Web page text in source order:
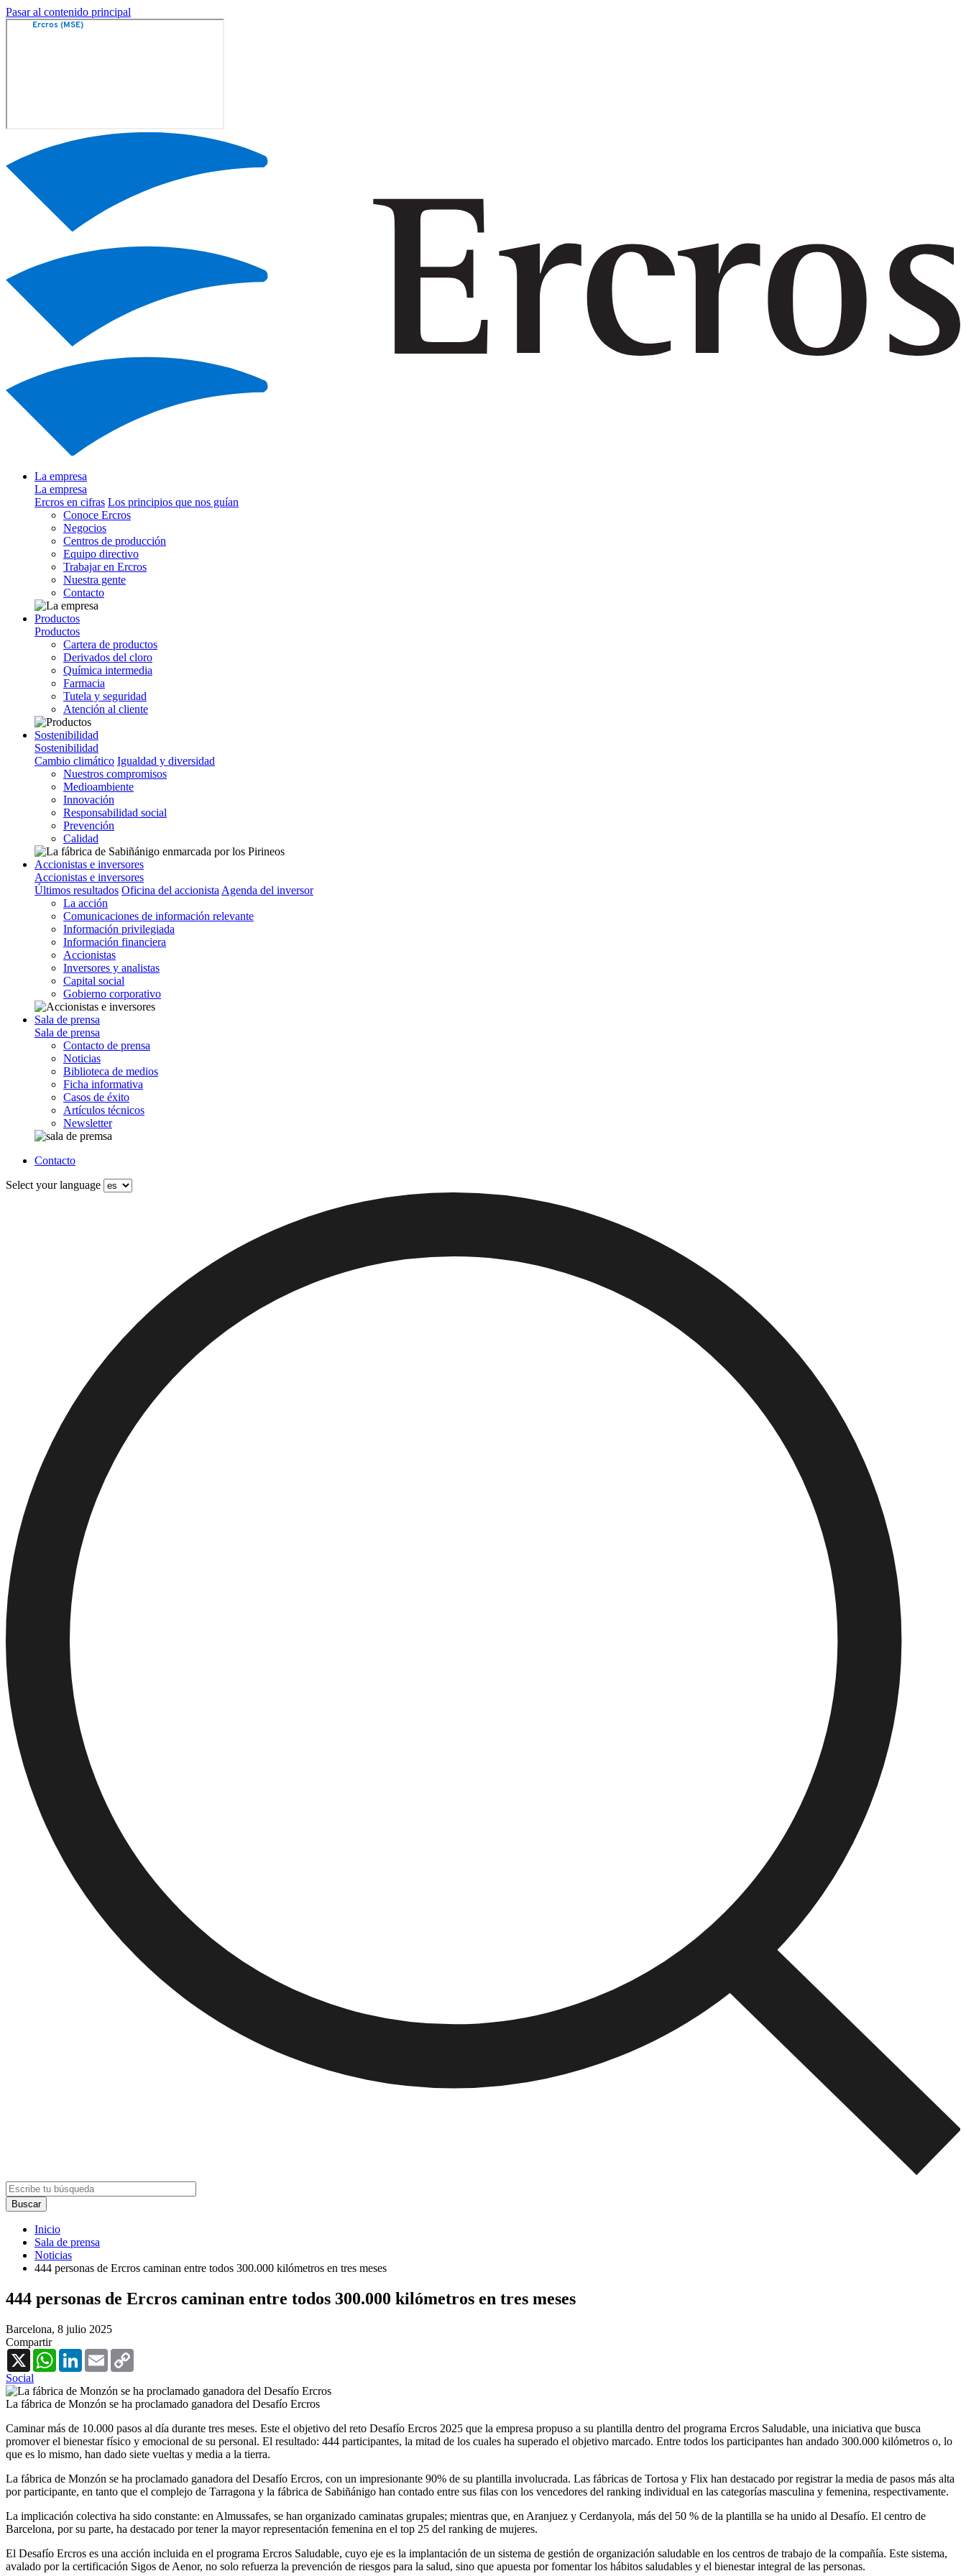
Pasar al contenido principal
La empresa
La empresa
Ercros en cifras Los principios que nos guían
Conoce Ercros
Negocios
Centros de producción
Equipo directivo
Trabajar en Ercros
Nuestra gente
Contacto
Productos
Productos
Cartera de productos
Derivados del cloro
Química intermedia
Farmacia
Tutela y seguridad
Atención al cliente
Sostenibilidad
Sostenibilidad
Cambio climático Igualdad y diversidad
Nuestros compromisos
Medioambiente
Innovación
Responsabilidad social
Prevención
Calidad
Accionistas e inversores
Accionistas e inversores
Últimos resultados Oficina del accionista Agenda del inversor
La acción
Comunicaciones de información relevante
Información privilegiada
Información financiera
Accionistas
Inversores y analistas
Capital social
Gobierno corporativo
Sala de prensa
Sala de prensa
Contacto de prensa
Noticias
Biblioteca de medios
Ficha informativa
Casos de éxito
Artículos técnicos
Newsletter
Contacto
Select your language
Inicio
Sala de prensa
Noticias
444 personas de Ercros caminan entre todos 300.000 kilómetros en tres meses
444 personas de Ercros caminan entre todos 300.000 kilómetros en tres meses
Barcelona, 8 julio 2025
Compartir
X
WhatsAppLinkedInEmail
Social
La fábrica de Monzón se ha proclamado ganadora del Desafío Ercros
Caminar más de 10.000 pasos al día durante tres meses. Este el objetivo del reto Desafío Ercros 2025 que la empresa propuso a su plantilla dentro del programa Ercros Saludable, una iniciativa que busca
promover el bienestar físico y emocional de su personal. El resultado: 444 participantes, la mitad de los cuales ha superado el objetivo marcado. Entre todos los participantes han andado 300.000 kilómetros o, lo
que es lo mismo, han dado siete vueltas y media a la tierra.
La fábrica de Monzón se ha proclamado ganadora del Desafío Ercros, con un impresionante 90% de su plantilla involucrada. Las fábricas de Tortosa y Flix han destacado por registrar la media de pasos más alta
por participante, en tanto que el complejo de Tarragona y la fábrica de Sabiñánigo han contado entre sus filas con los vencedores del ranking individual en las categorías masculina y femenina, respectivamente.
La implicación colectiva ha sido constante: en Almussafes, se han organizado caminatas grupales; mientras que, en Aranjuez y Cerdanyola, más del 50 % de la plantilla se ha unido al Desafío. El centro de
Barcelona, por su parte, ha destacado por tener la mayor representación femenina en el top 25 del ranking de mujeres.
El Desafío Ercros es una acción incluida en el programa Ercros Saludable, cuyo eje es la implantación de un sistema de gestión de organización saludable en los centros de trabajo de la compañía. Este sistema,
avalado por la certificación Sigos de Aenor, no solo refuerza la prevención de riesgos para la salud, sino que apuesta por fomentar los hábitos saludables y el bienestar integral de las personas.